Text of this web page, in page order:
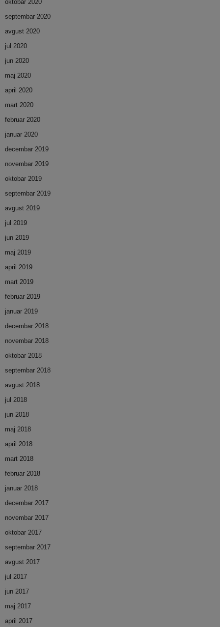
oktobar 2020
septembar 2020
avgust 2020
jul 2020
jun 2020
maj 2020
april 2020
mart 2020
februar 2020
januar 2020
decembar 2019
novembar 2019
oktobar 2019
septembar 2019
avgust 2019
jul 2019
jun 2019
maj 2019
april 2019
mart 2019
februar 2019
januar 2019
decembar 2018
novembar 2018
oktobar 2018
septembar 2018
avgust 2018
jul 2018
jun 2018
maj 2018
april 2018
mart 2018
februar 2018
januar 2018
decembar 2017
novembar 2017
oktobar 2017
septembar 2017
avgust 2017
jul 2017
jun 2017
maj 2017
april 2017